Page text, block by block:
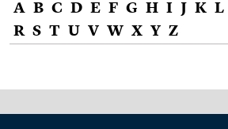
A B C D E F G H I J K L
R S T U V W X Y Z